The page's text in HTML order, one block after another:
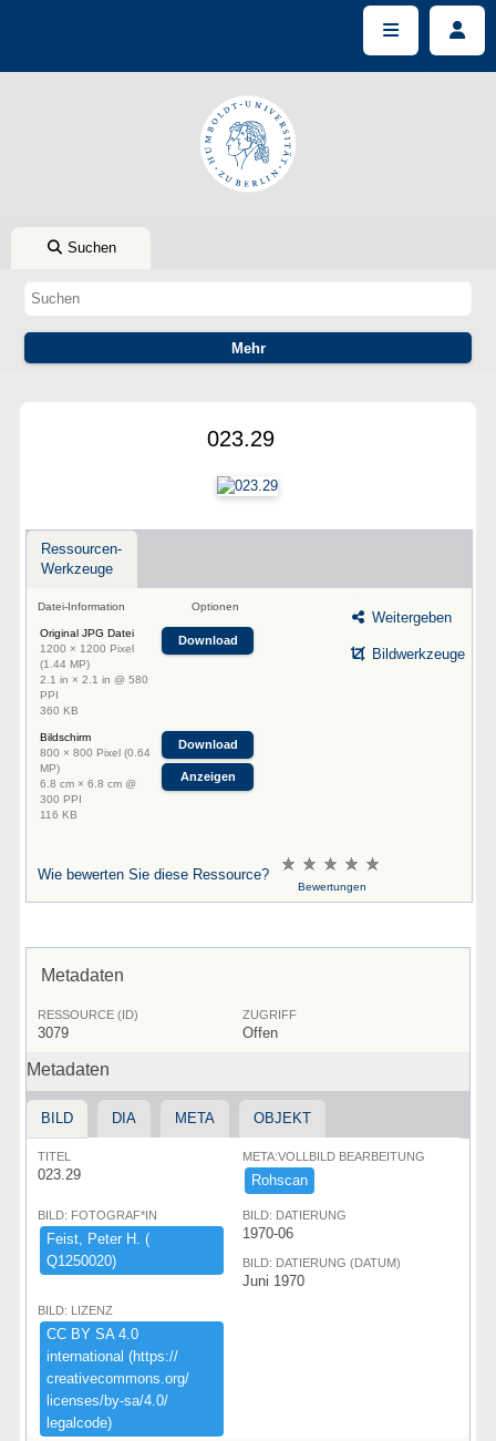
Suchen
023.29
Ressourcen-
Werkzeuge
Datei-Information Optionen
Original JPG Datei
1200 × 1200 Pixel
(1.44 MP)
2.1 in × 2.1 in @ 580
PPI
360 KB
Download
Bildschirm
800 × 800 Pixel (0.64
MP)
6.8 cm × 6.8 cm @
300 PPI
116 KB
Download
Anzeigen
Weitergeben
Bildwerkzeuge
Wie bewerten Sie diese Ressource?
Bewertungen
Metadaten
RESSOURCE (ID)
3079
ZUGRIFF
Offen
Metadaten
BILD DIA META OBJEKT
TITEL
023.29
META:VOLLBILD BEARBEITUNG
Rohscan
BILD: FOTOGRAF*IN
Feist,​ ​Peter ​H.​ ​(​
Q1250020)​
BILD: DATIERUNG
1970-06
BILD: DATIERUNG (DATUM)
Juni 1970
BILD: LIZENZ
CC ​BY ​SA ​4.​0 ​
international ​(​https:​/​/​
creativecommons.​org/​
licenses/​by-​sa/​4.​0/​
legalcode)​